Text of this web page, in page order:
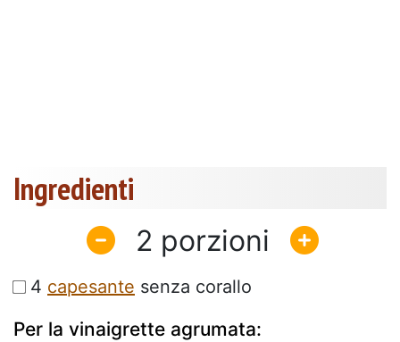
Ingredienti
2
4 capesante senza corallo
Per la vinaigrette agrumata: